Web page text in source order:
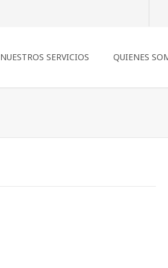
NUESTROS SERVICIOS QUIENES